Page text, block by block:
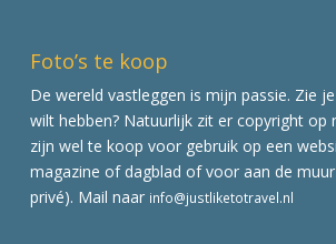
Foto’s te koop
De wereld vastleggen is mijn passie. Zie
wilt hebben? Natuurlijk zit er copyright op
zijn wel te koop voor gebruik op een
magazine of dagblad of voor aan de
privé). Mail naar info@justliketotravel.nl